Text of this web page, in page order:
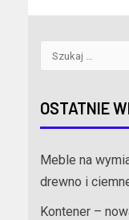
OSTATNIE
Meble na
drewno i
Kontener –